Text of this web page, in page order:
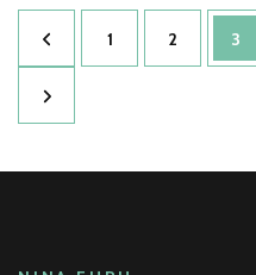
Sidepaginering
Side
1 Side
2 Side
3